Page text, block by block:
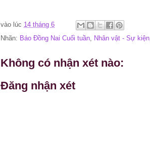
vào lúc 14 tháng 6
Nhãn: Báo Đồng Nai Cuối tuần Nhân vật - Sự kiện
Không có nhận xét nào:
Đăng nhận xét